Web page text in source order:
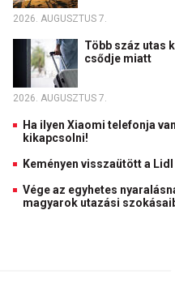
2026. AUGUSZTUS 7.
Több száz utas
csődje miatt
2026. AUGUSZTUS 7.
Ha ilyen Xiaomi telefonja
kikapcsolni!
Keményen visszaütött a
Vége az egyhetes
magyarok utazási